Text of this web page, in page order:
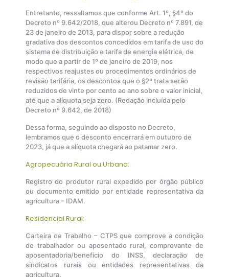
Entretanto, ressaltamos que conforme Art. 1º, §4º do
Decreto nº 9.642/2018, que alterou Decreto nº 7.891, de
23 de janeiro de 2013, para dispor sobre a redução
gradativa dos descontos concedidos em tarifa de uso do
sistema de distribuição e tarifa de energia elétrica, de
modo que a partir de 1º de janeiro de 2019, nos
respectivos reajustes ou procedimentos ordinários de
revisão tarifária, os descontos que o §2º trata serão
reduzidos de vinte por cento ao ano sobre o valor inicial,
até que a alíquota seja zero. (Redação incluída pelo
Decreto nº 9.642, de 2018)
Dessa forma, seguindo ao disposto no Decreto,
lembramos que o desconto encerrará em outubro de
2023, já que a alíquota chegará ao patamar zero.
Agropecuária Rural ou Urbana:
Registro do produtor rural expedido por órgão público
ou documento emitido por entidade representativa da
agricultura – IDAM.
Residencial Rural:
Carteira de Trabalho – CTPS que comprove a condição
de trabalhador ou aposentado rural, comprovante de
aposentadoria/benefício do INSS, declaração de
sindicatos rurais ou entidades representativas da
agricultura.